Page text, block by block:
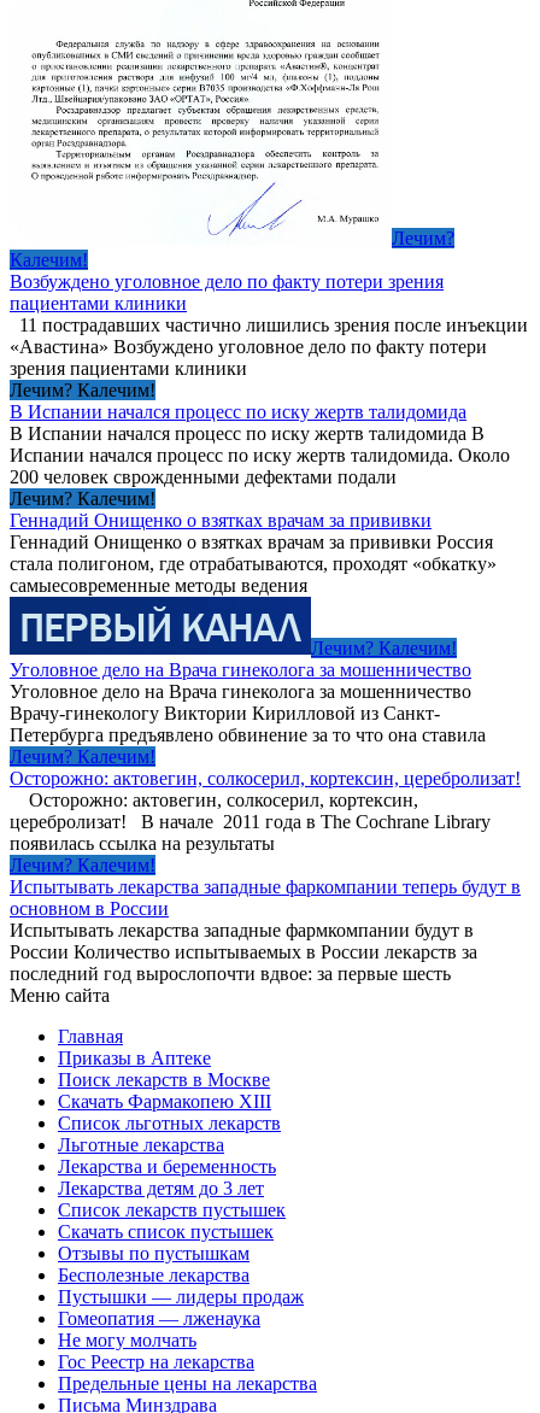
Лечим?
Калечим!
Возбуждено уголовное дело по факту потери зрения
пациентами клиники
11 пострадавших частично лишились зрения после инъекции
«Авастина» Возбуждено уголовное дело по факту потери
зрения пациентами клиники
Лечим? Калечим!
В Испании начался процесс по иску жертв талидомида
В Испании начался процесс по иску жертв талидомида В
Испании начался процесс по иску жертв талидомида. Около
200 человек сврожденными дефектами подали
Лечим? Калечим!
Геннадий Онищенко о взятках врачам за прививки
Геннадий Онищенко о взятках врачам за прививки Россия
стала полигоном, где отрабатываются, проходят «обкатку»
самыесовременные методы ведения
Лечим? Калечим!
Уголовное дело на Врача гинеколога за мошенничество
Уголовное дело на Врача гинеколога за мошенничество
Врачу-гинекологу Виктории Кирилловой из Санкт-
Петербурга предъявлено обвинение за то что она ставила
Лечим? Калечим!
Осторожно: актовегин, солкосерил, кортексин, церебролизат!
Осторожно: актовегин, солкосерил, кортексин,
церебролизат! В начале 2011 года в The Cochrane Library
появилась ссылка на результаты
Лечим? Калечим!
Испытывать лекарства западные фаркомпании теперь будут в
основном в России
Испытывать лекарства западные фармкомпании будут в
России Количество испытываемых в России лекарств за
последний год вырослопочти вдвое: за первые шесть
Меню сайта
Главная
Приказы в Аптеке
Поиск лекарств в Москве
Скачать Фармакопею XIII
Список льготных лекарств
Льготные лекарства
Лекарства и беременность
Лекарства детям до 3 лет
Список лекарств пустышек
Скачать список пустышек
Отзывы по пустышкам
Бесполезные лекарства
Пустышки — лидеры продаж
Гомеопатия — лженаука
Не могу молчать
Гос Реестр на лекарства
Предельные цены на лекарства
Письма Минздрава